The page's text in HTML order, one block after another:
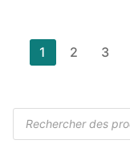
Pagination
des
1 2 3
Recherche
de
produits